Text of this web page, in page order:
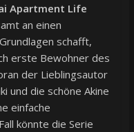
Apartment Life
an einen
schafft,
erste Bewohner des
der Lieblingsautor
und die schöne Akine
einfache
könnte die Serie